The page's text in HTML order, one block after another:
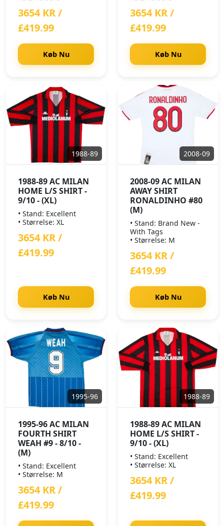
3654 KR /
£419.99
Køb Nu
3654 KR /
£419.99
Køb Nu
1988-89
1988-89 AC MILAN
HOME L/S SHIRT -
9/10 - (XL)
• Stand: Excellent
• Størrelse: XL
3654 KR /
£419.99
Køb Nu
2008-09
2008-09 AC MILAN
AWAY SHIRT
RONALDINHO #80
(M)
• Stand: Brand New -
With Tags
• Størrelse: M
3654 KR /
£419.99
Køb Nu
1995-96
1995-96 AC MILAN
FOURTH SHIRT
WEAH #9 - 8/10 -
(M)
• Stand: Excellent
• Størrelse: M
3654 KR /
£419.99
1988-89
1988-89 AC MILAN
HOME L/S SHIRT -
9/10 - (XL)
• Stand: Excellent
• Størrelse: XL
3654 KR /
£419.99